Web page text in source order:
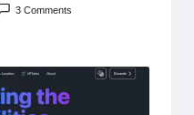
3 Comments